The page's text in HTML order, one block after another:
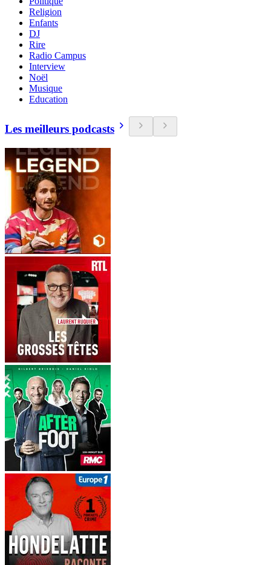
Religion
Enfants
DJ
Rire
Radio Campus
Interview
Noël
Musique
Education
Les meilleurs podcasts